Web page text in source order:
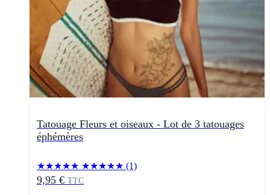
Tatouage Fleurs et oiseaux - Lot de 3 tatouages
éphémères
★★★★★ ★★★★★ (1)
9,95 € TTC